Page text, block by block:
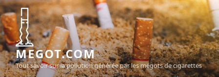
Aller
au
contenu
principal
MEGOT.COM
Tout savoir sur la pollution générée par les mégots de cigarettes